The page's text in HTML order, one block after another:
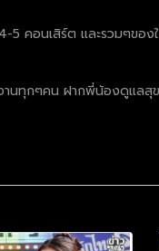
คอนเสิร์ต และรวมๆของ
นทุกๆคน ฝากพี่น้องดูแลสุ